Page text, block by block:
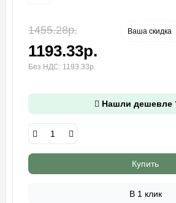
1455.28р. Ваша cкидка
1193.33р.
Без НДС: 1193.33р.
Нашли дешевле
Купить
В 1 клик